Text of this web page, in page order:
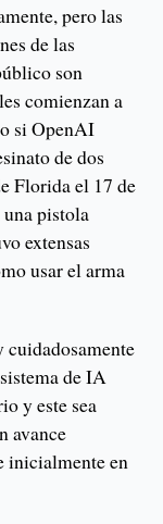
pero las
de las
son
comienzan a
si OpenAI
de dos
Florida el 17 de
pistola
extensas
usar el arma
de IA
y este sea
avance
inicialmente en